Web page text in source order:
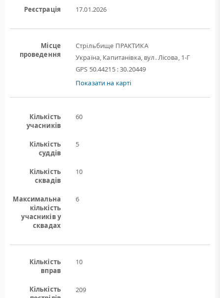
Реєстрація 17.01.2026
Місце
проведення
Стрільбище ПРАКТИКА
Україна, Капитанівка, вул. Лісова, 1-Г
GPS 50.44215 : 30.20449
Показати на карті
Кількість
учасників
60
Кількість
суддів
5
Кількість
сквадів
10
Максимальна
кількість
учасників у
сквадах
6
Кількість
вправ
10
Кількість
209